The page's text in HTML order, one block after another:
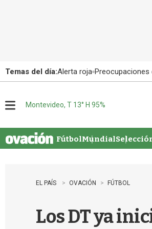
Temas del día:Alerta roja Preocupaciones
u
Montevideo, T 13° H 95%
FútbolMundial
EL PAÍS OVACIÓN FÚTBOL
Los DT ya